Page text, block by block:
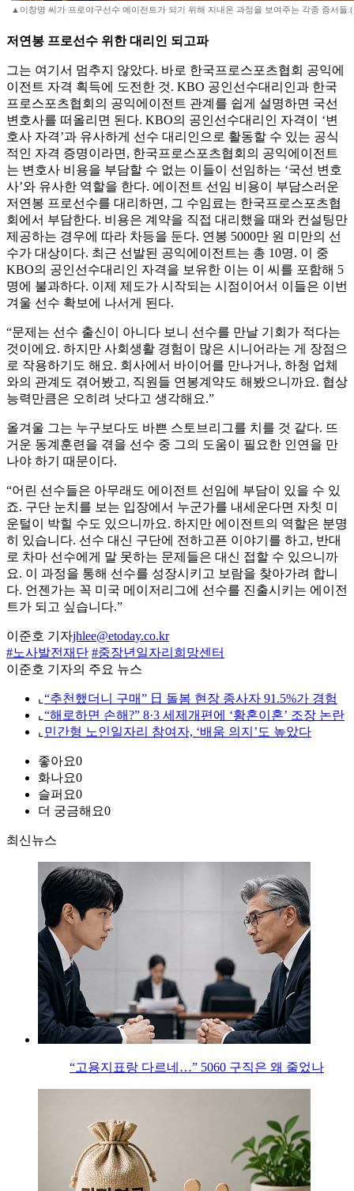
▲이창명 씨가 프로야구선수 에이전트가 되기 위해 지내온 과정을 보여주는 각종 증서들
저연봉 프로선수 위한 대리인 되고파
그는 여기서 멈추지 않았다. 바로 한국프로스포츠협회 공익에
이전트 자격 획득에 도전한 것. KBO 공인선수대리인과 한국
프로스포츠협회의 공익에이전트 관계를 쉽게 설명하면 국선
변호사를 떠올리면 된다. KBO의 공인선수대리인 자격이 ‘변
호사 자격’과 유사하게 선수 대리인으로 활동할 수 있는 공식
적인 자격 증명이라면, 한국프로스포츠협회의 공익에이전트
는 변호사 비용을 부담할 수 없는 이들이 선임하는 ‘국선 변호
사’와 유사한 역할을 한다. 에이전트 선임 비용이 부담스러운
저연봉 프로선수를 대리하면, 그 수임료는 한국프로스포츠협
회에서 부담한다. 비용은 계약을 직접 대리했을 때와 컨설팅만
제공하는 경우에 따라 차등을 둔다. 연봉 5000만 원 미만의 선
수가 대상이다. 최근 선발된 공익에이전트는 총 10명. 이 중
KBO의 공인선수대리인 자격을 보유한 이는 이 씨를 포함해 5
명에 불과하다. 이제 제도가 시작되는 시점이어서 이들은 이번
겨울 선수 확보에 나서게 된다.
“문제는 선수 출신이 아니다 보니 선수를 만날 기회가 적다는
것이에요. 하지만 사회생활 경험이 많은 시니어라는 게 장점으
로 작용하기도 해요. 회사에서 바이어를 만나거나, 하청 업체
와의 관계도 겪어봤고, 직원들 연봉계약도 해봤으니까요. 협상
능력만큼은 오히려 낫다고 생각해요.”
올겨울 그는 누구보다도 바쁜 스토브리그를 치를 것 같다. 뜨
거운 동계훈련을 겪을 선수 중 그의 도움이 필요한 인연을 만
나야 하기 때문이다.
“어린 선수들은 아무래도 에이전트 선임에 부담이 있을 수 있
죠. 구단 눈치를 보는 입장에서 누군가를 내세운다면 자칫 미
운털이 박힐 수도 있으니까요. 하지만 에이전트의 역할은 분명
히 있습니다. 선수 대신 구단에 전하고픈 이야기를 하고, 반대
로 차마 선수에게 말 못하는 문제들은 대신 접할 수 있으니까
요. 이 과정을 통해 선수를 성장시키고 보람을 찾아가려 합니
다. 언젠가는 꼭 미국 메이저리그에 선수를 진출시키는 에이전
트가 되고 싶습니다.”
이준호 기자jhlee@etoday.co.kr
#노사발전재단 #중장년일자리희망센터
이준호 기자의 주요 뉴스
⌞ “추천했더니 구매” 日 돌봄 현장 종사자 91.5%가 경험
⌞ “해로하면 손해?” 8·3 세제개편에 ‘황혼이혼’ 조장 논란
⌞ 민간형 노인일자리 참여자, ‘배움 의지’도 높았다
좋아요0
화나요0
슬퍼요0
더 궁금해요0
최신뉴스
“고용지표랑 다르네…” 5060 구직은 왜 줄었나